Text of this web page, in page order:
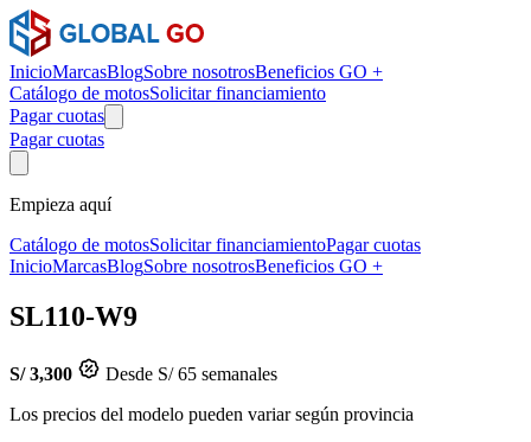
InicioMarcasBlogSobre nosotrosBeneficios GO +
Catálogo de motosSolicitar financiamiento
Pagar cuotas
Pagar cuotas
Empieza aquí
Catálogo de motosSolicitar financiamientoPagar cuotas
InicioMarcasBlogSobre nosotrosBeneficios GO +
SL110-W9
S/ 3,300
Desde S/ 65 semanales
Los precios del modelo pueden variar según provincia